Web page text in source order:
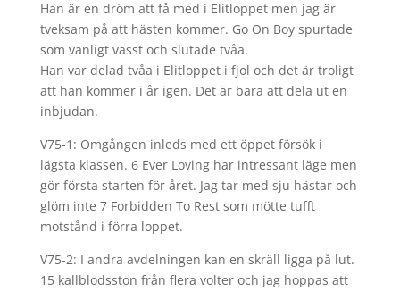
Han är en dröm att få med i Elitloppet men jag är
tveksam på att hästen kommer. Go On Boy spurtade
som vanligt vasst och slutade tvåa.
Han var delad tvåa i Elitloppet i fjol och det är troligt
att han kommer i år igen. Det är bara att dela ut en
inbjudan.
V75-1: Omgången inleds med ett öppet försök i
lägsta klassen. 6 Ever Loving har intressant läge men
gör första starten för året. Jag tar med sju hästar och
glöm inte 7 Forbidden To Rest som mötte tufft
motstånd i förra loppet.
V75-2: I andra avdelningen kan en skräll ligga på lut.
15 kallblodsston från flera volter och jag hoppas att